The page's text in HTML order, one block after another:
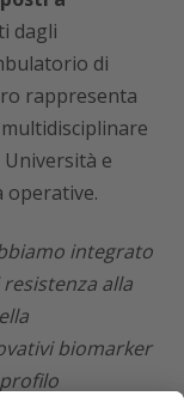
dagli
di
rappresenta
e
operative.
integrato
alla
biomarker